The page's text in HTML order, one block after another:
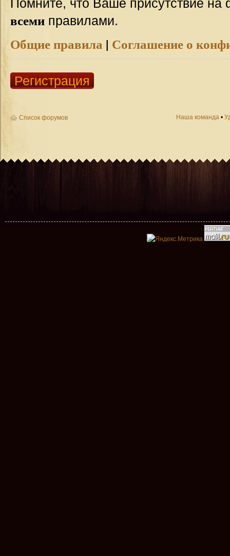
Помните, что Ваше присутствие на
всеми правилами.
Общие правила | Соглашение о
Регистрация
Список форумов Наша команда •